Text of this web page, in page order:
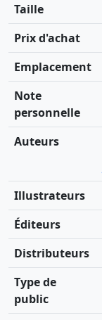
Taille
Prix d'achat
Emplacement
Note
personnelle
Auteurs
Illustrateurs
Éditeurs
Distributeurs
Type de
public